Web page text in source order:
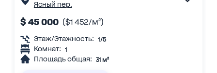
Ясный пер.
$ 45 000 ($1 452/м²)
Этаж/Этажность: 1/5
Комнат: 1
Площадь общая: 31 м²